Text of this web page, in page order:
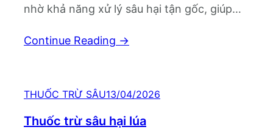
nhờ khả năng xử lý sâu hại tận gốc, giúp
ổn định. Không chỉ dừng lại ở hiệu quả
Continue Reading →
THUỐC TRỪ SÂU13/04/2026
Thuốc trừ sâu hại lúa